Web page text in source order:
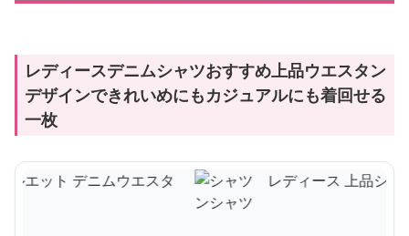
レディースデニムシャツおすすめ上品ウエスタン
デザインできれいめにもカジュアルにも着回せる
一枚